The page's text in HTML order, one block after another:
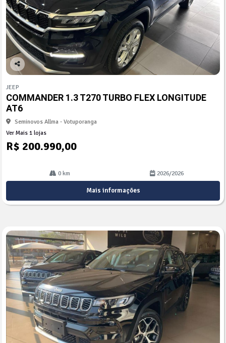
Co
arti
lhe
JEEP
COMMANDER 1.3 T270 TURBO FLEX LONGITUDE
AT6
Seminovos Allma - Votuporanga
Ver Mais 1 lojas
R$ 200.990,00
0 km 2026/2026
Mais informações